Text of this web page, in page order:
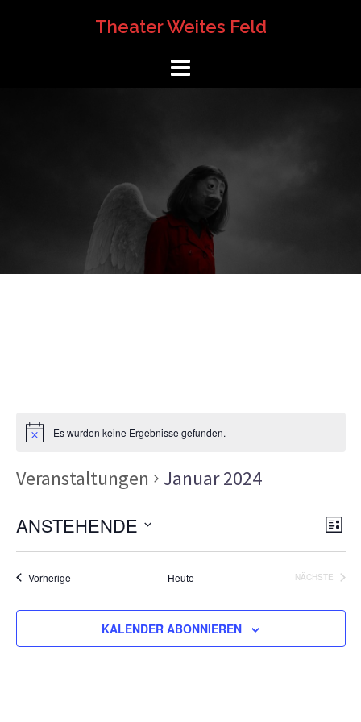
Theater Weites Feld
Es wurden keine Ergebnisse gefunden.
Veranstaltungen Januar 2024
LISTE
ANSTEHENDE
Datum
wählen.
VorherigeVeranstaltungen Heute
NÄCHSTE
KALENDER ABONNIEREN